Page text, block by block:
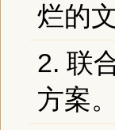
烂的
2. 联
方案。